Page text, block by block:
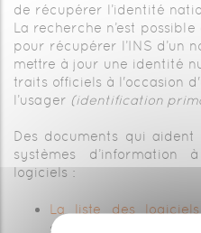
de récupérer l’identité
La recherche n’est
pour récupérer l’INS d’un
mettre à jour une identité
traits officiels à l'occasion
l’usager (identification
Des documents qui
systèmes d’information
logiciels :
La liste des
structures